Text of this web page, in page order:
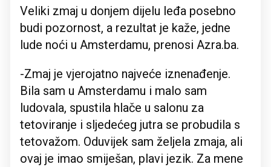
Veliki zmaj u donjem dijelu leđa posebno
budi pozornost, a rezultat je kaže, jedne
lude noći u Amsterdamu, prenosi Azra.ba.
-Zmaj je vjerojatno najveće iznenađenje.
Bila sam u Amsterdamu i malo sam
ludovala, spustila hlače u salonu za
tetoviranje i sljedećeg jutra se probudila s
tetovažom. Oduvijek sam željela zmaja, ali
ovaj je imao smiješan, plavi jezik. Za mene